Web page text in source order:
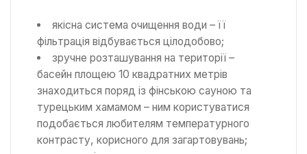
якісна система очищення води – її
фільтрація відбувається цілодобово;
зручне розташування на території –
басейн площею 10 квадратних метрів
знаходиться поряд із фінською сауною та
турецьким хамамом – ним користуватися
подобається любителям температурного
контрасту, корисного для загартовувань;